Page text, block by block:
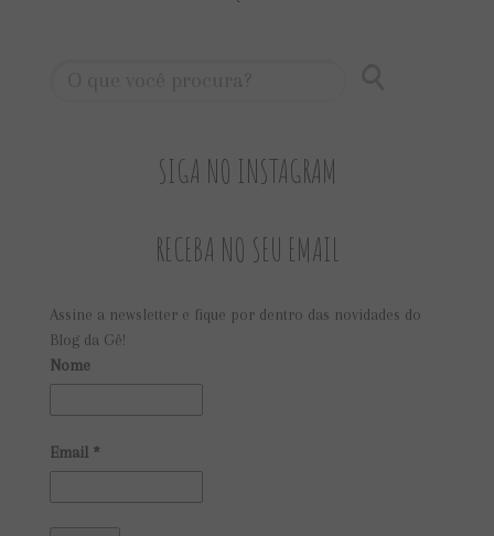
SIGA NO INSTAGRAM
RECEBA NO SEU EMAIL
Assine a newsletter e fique por dentro das novidades do
Blog da Gê!
Nome
Email *